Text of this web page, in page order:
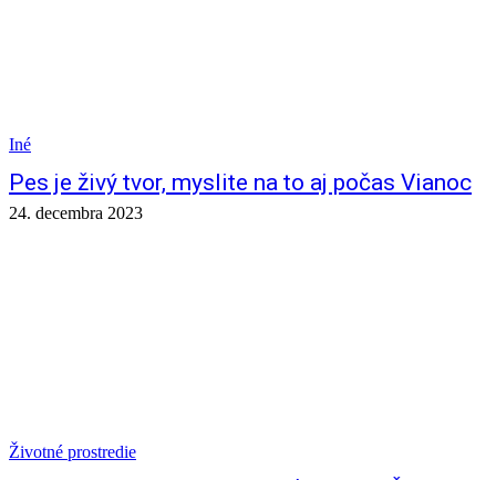
Iné
Pes je živý tvor, myslite na to aj počas Vianoc
24. decembra 2023
Životné prostredie